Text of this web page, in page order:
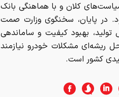
کلان و با هماهنگی بانک
در پایان، سخنگوی وزارت صمت
تولید، بهبود کیفیت و ساماندهی
ریشه‌ای مشکلات خودرو نیازمند
کشور است.